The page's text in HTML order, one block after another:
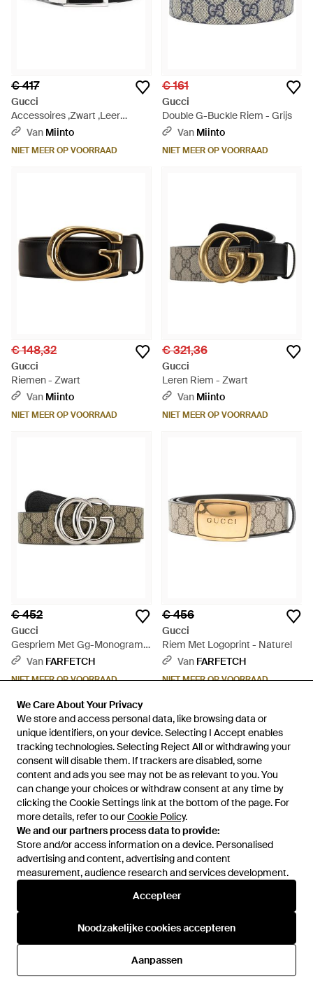
We Care About Your Privacy
We store and access personal data, like browsing data or
unique identifiers, on your device. Selecting I Accept enables
tracking technologies. Selecting Reject All or withdrawing your
consent will disable them. If trackers are disabled, some
content and ads you see may not be as relevant to you. You
can change your choices or withdraw consent at any time by
clicking the Cookie Settings link at the bottom of the page. For
more details, refer to ourCookie Policy.
We and our partners process data to provide:
Store and/or access information on a device. Personalised
advertising and content, advertising and content
measurement, audience research and services development.
Accepteer
Noodzakelijke cookies accepteren
Aanpassen
We Care About Your Privacy
We store and access personal data, like browsing data or
unique identifiers, on your device. Selecting I Accept enables
tracking technologies. Selecting Reject All or withdrawing your
consent will disable them. If trackers are disabled, some
content and ads you see may not be as relevant to you. You
can change your choices or withdraw consent at any time by
clicking the Cookie Settings link at the bottom of the page. For
more details, refer to ourCookie Policy.
We and our partners process data to provide:
Store and/or access information on a device. Personalised
advertising and content, advertising and content
measurement, audience research and services development.
Accepteer
Noodzakelijke cookies accepteren
Aanpassen
€ 417
Gucci
Accessoires ,Zwart ,Leer
Reversible Riem Met
Van Miinto
NIET MEER OP VOORRAAD
€ 161
Gucci
Double G-Buckle Riem - Grijs
Van Miinto
NIET MEER OP VOORRAAD
€ 148,32
Gucci
Riemen - Zwart
Van Miinto
NIET MEER OP VOORRAAD
€ 321,36
Gucci
Leren Riem - Zwart
Van Miinto
NIET MEER OP VOORRAAD
€ 452
Gucci
Gespriem Met Gg-Monogram -
Wit Van FARFETCH
NIET MEER OP VOORRAAD
€ 456
Gucci
Riem Met Logoprint - Naturel
Van FARFETCH
NIET MEER OP VOORRAAD
€ 470
Riem Met Gg-Logo - Wit
FARFETCH
NIET MEER OP VOORRAAD
€ 470
Gucci
VanFARFETCH
NIET MEER OP VOORRAAD